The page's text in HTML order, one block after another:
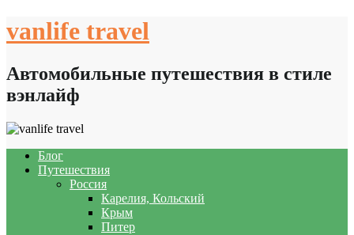
to
vanlife travel
Автомобильные путешествия в стиле
вэнлайф
Блог
Путешествия
Россия
Карелия, Кольский
Крым
Питер